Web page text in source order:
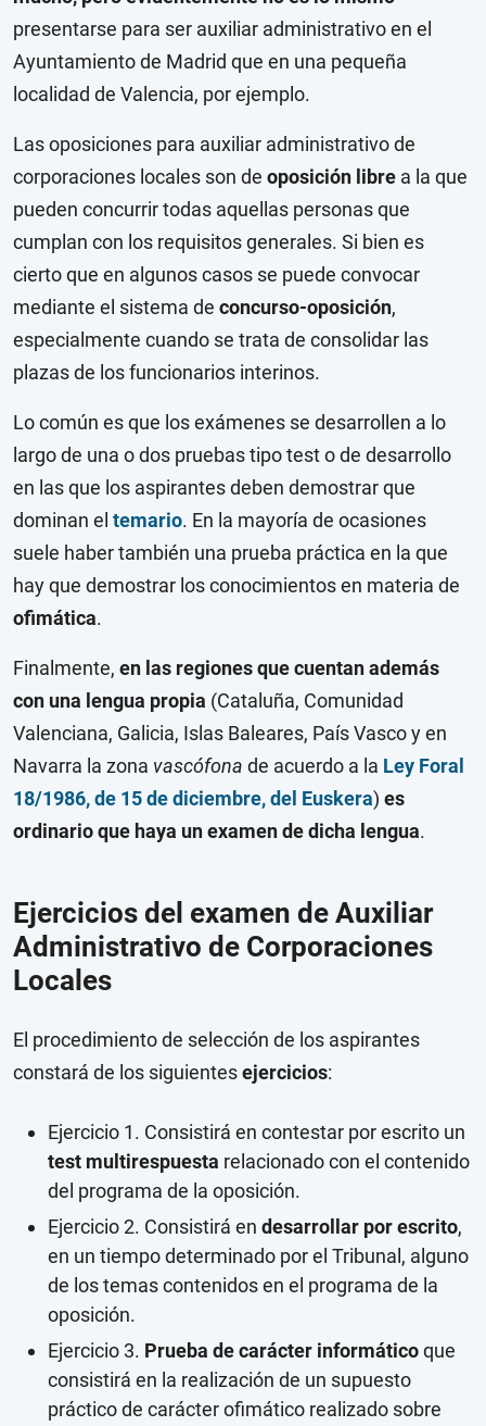
presentarse para ser auxiliar administrativo en el
Ayuntamiento de Madrid que en una pequeña
localidad de Valencia, por ejemplo.
Las oposiciones para auxiliar administrativo de
corporaciones locales son de oposición libre a la que
pueden concurrir todas aquellas personas que
cumplan con los requisitos generales. Si bien es
cierto que en algunos casos se puede convocar
mediante el sistema de concurso-oposición,
especialmente cuando se trata de consolidar las
plazas de los funcionarios interinos.
Lo común es que los exámenes se desarrollen a lo
largo de una o dos pruebas tipo test o de desarrollo
en las que los aspirantes deben demostrar que
dominan el temario. En la mayoría de ocasiones
suele haber también una prueba práctica en la que
hay que demostrar los conocimientos en materia de
ofimática.
Finalmente, en las regiones que cuentan además
con una lengua propia (Cataluña, Comunidad
Valenciana, Galicia, Islas Baleares, País Vasco y en
Navarra la zona vascófona de acuerdo a la Ley Foral
18/1986, de 15 de diciembre, del Euskera) es
ordinario que haya un examen de dicha lengua.
Ejercicios del examen de Auxiliar
Administrativo de Corporaciones
Locales
El procedimiento de selección de los aspirantes
constará de los siguientesejercicios:
Ejercicio 1. Consistirá en contestar por escrito un
test multirespuesta relacionado con el contenido
del programa de la oposición.
Ejercicio 2. Consistirá en desarrollar por escrito,
en un tiempo determinado por el Tribunal, alguno
de los temas contenidos en el programa de la
oposición.
Ejercicio 3. Prueba de carácter informáticoque
consistirá en la realización de un supuesto
práctico de carácter ofimático realizado sobre